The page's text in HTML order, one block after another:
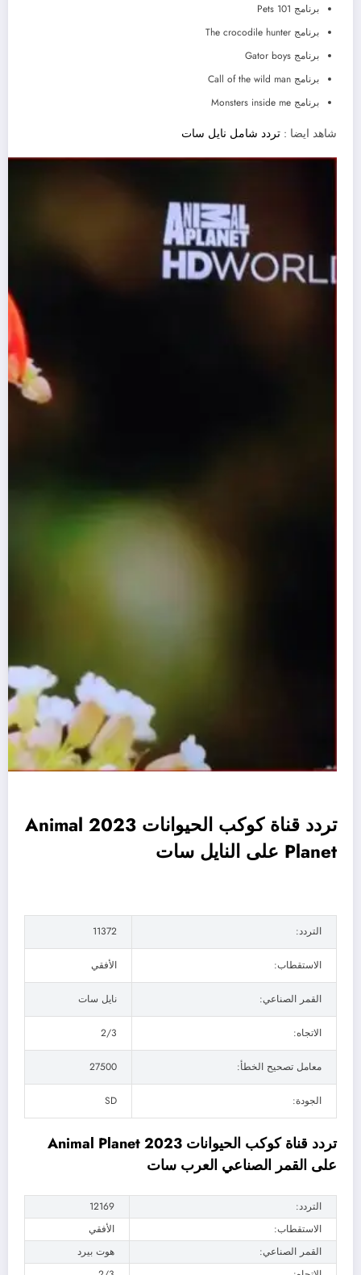
برنامج Pets 101
برنامج The crocodile hunter
برنامج Gator boys
برنامج Call of the wild man
برنامج Monsters inside me
شاهد ايضا : تردد شامل نايل سات
تردد قناة كوكب الحيوانات 2023 Animal
Planet على النايل سات
التردد: 11372
الاستقطاب: الأفقي
القمر الصناعي: نايل سات
الاتجاه: 2/3
معامل تصحيح الخطأ: 27500
الجودة: SD
تردد قناة كوكب الحيوانات 2023 Animal Planet
على القمر الصناعي العرب سات
التردد:
12169
الاستقطاب:
الأفقي
القمر الصناعي:
هوت بيرد